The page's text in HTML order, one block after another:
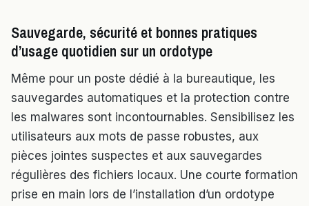
Sauvegarde, sécurité et bonnes pratiques
d’usage quotidien sur un ordotype
Même pour un poste dédié à la bureautique, les
sauvegardes automatiques et la protection contre
les malwares sont incontournables. Sensibilisez les
utilisateurs aux mots de passe robustes, aux
pièces jointes suspectes et aux sauvegardes
régulières des fichiers locaux. Une courte formation
prise en main lors de l’installation d’un ordotype